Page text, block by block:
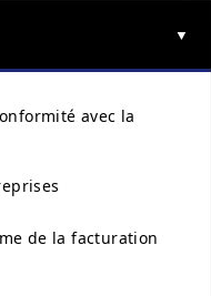
avec la
de la facturation